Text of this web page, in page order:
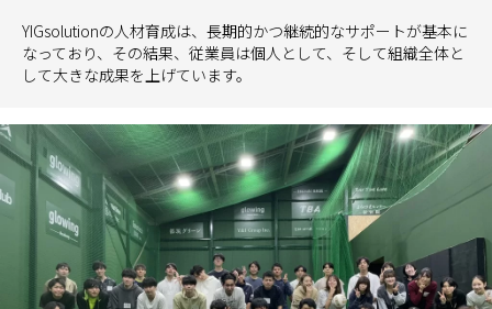
YIGsolutionの人材育成は、長期的かつ継続的なサポートが基本に
なっており、その結果、従業員は個人として、そして組織全体と
して大きな成果を上げています。